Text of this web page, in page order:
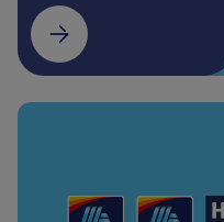
(öffnet in einem neuen Tab)